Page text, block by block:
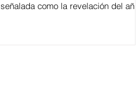
señalada como la revelación del año